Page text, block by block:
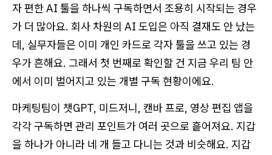
자 편한 AI 툴을 하나씩 구독하면서 조용히 시작되는 경우
가 더 많아요. 회사 차원의 AI 도입은 아직 결재도 안 났는
데, 실무자들은 이미 개인 카드로 각자 툴을 쓰고 있는 경
우가 흔해요. 그래서 첫 번째로 확인할 건 지금 우리 팀 안
에서 이미 벌어지고 있는 개별 구독 현황이에요.
마케팅팀이 챗GPT, 미드저니, 캔바 프로, 영상 편집 앱을
각각 구독하면 관리 포인트가 여러 곳으로 흩어져요. 지갑
을 하나가 아니라 네 개 들고 다니는 것과 비슷해요. 지갑